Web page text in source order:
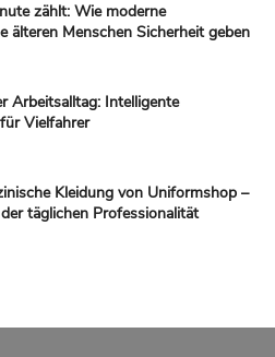
zählt: Wie moderne
älteren Menschen Sicherheit geben
Arbeitsalltag: Intelligente
Vielfahrer
Kleidung von Uniformshop –
täglichen Professionalität